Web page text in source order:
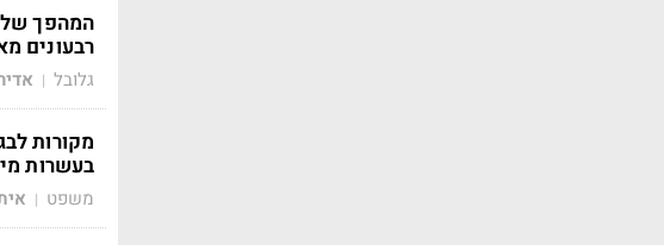
רבעונים
גלובל |
מקורות
בעשרות
משפט |